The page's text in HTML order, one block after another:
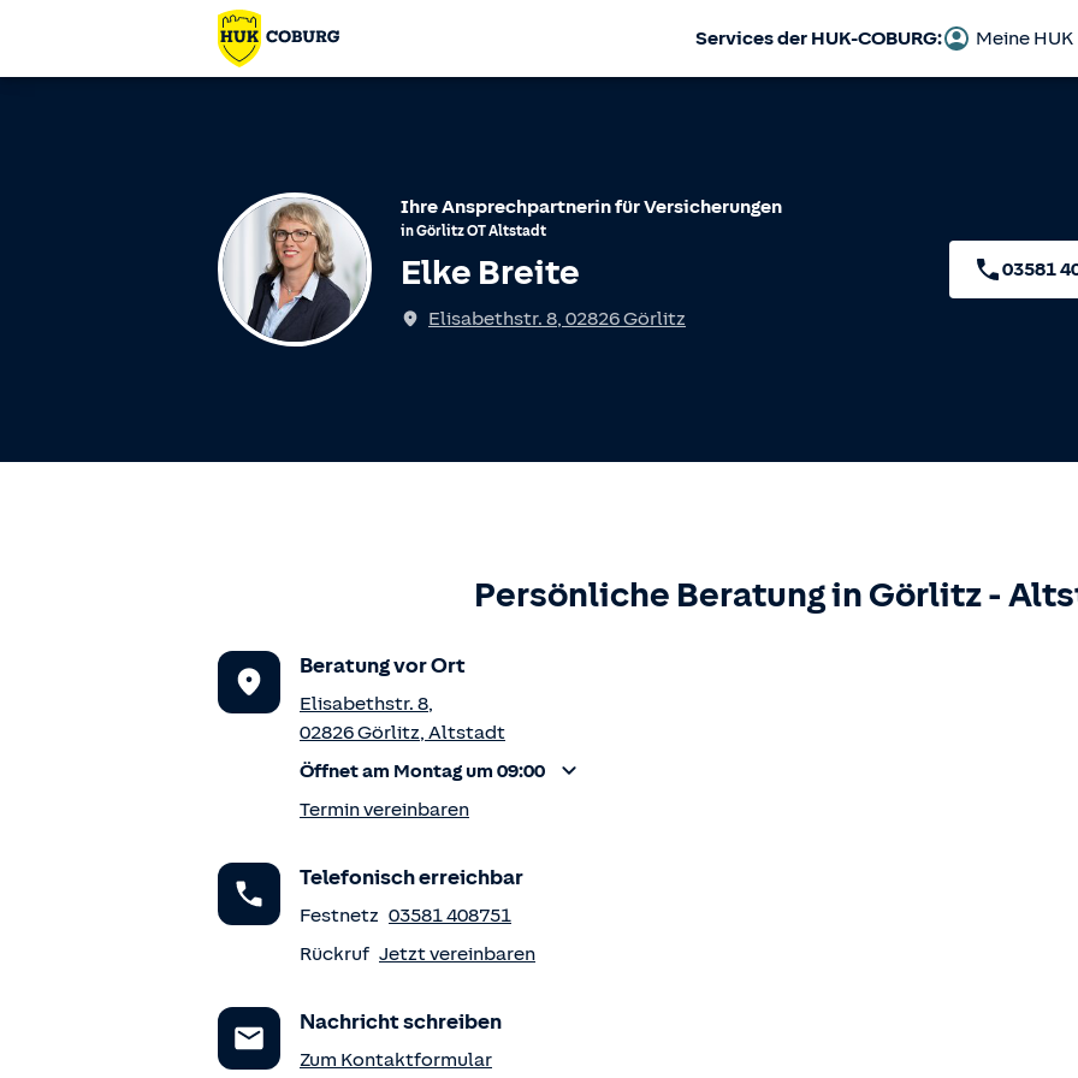
Services der HUK-COBURG: Meine HUK
Ihre Ansprechpartnerin für Versicherungen
inGörlitzOTAltstadt
Elke Breite
Elisabethstr. 8, 02826Görlitz
03581
Persönliche Beratung in Görlitz -
Beratung vor Ort
Elisabethstr. 8,
02826Görlitz, Altstadt
Öffnet am Montag um 09:00
Termin vereinbaren
Telefonisch erreichbar
Festnetz 03581 408751
Rückruf Jetzt vereinbaren
Nachricht schreiben
Zum Kontaktformular